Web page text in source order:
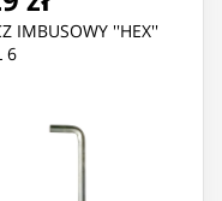
IMBUSOWY ''HEX''
6